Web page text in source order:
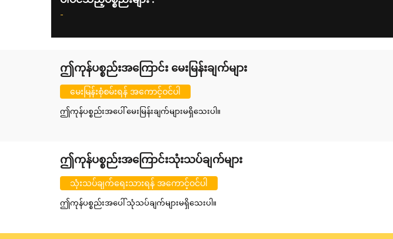
-
ဤကုန်ပစ္စည်းအကြောင်း မေးမြန်းချက်များ
မေးမြန်းစုံစမ်းရန် အကောင့်ဝင်ပါ
ဤကုန်ပစ္စည်းအပေါ် မေးမြန်းချက်များမရှိသေးပါ။
ဤကုန်ပစ္စည်းအကြောင်းသုံးသပ်ချက်များ
သုံးသပ်ချက်ရေးသားရန် အကောင့်ဝင်ပါ
ဤကုန်ပစ္စည်းအပေါ် သုံသပ်ချက်များမရှိသေးပါ။